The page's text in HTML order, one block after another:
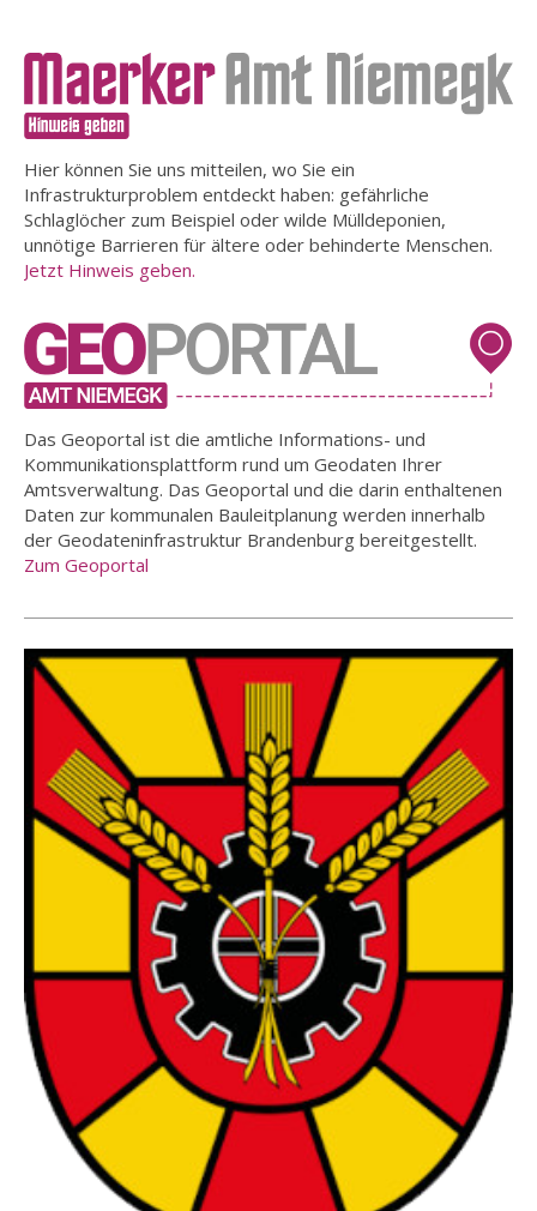
Hier können Sie uns mitteilen, wo Sie ein
Infrastrukturproblem entdeckt haben: gefährliche
Schlaglöcher zum Beispiel oder wilde Mülldeponien,
unnötige Barrieren für ältere oder behinderte Menschen.
Jetzt Hinweis geben.
Das Geoportal ist die amtliche Informations- und
Kommunikationsplattform rund um Geodaten Ihrer
Amtsverwaltung. Das Geoportal und die darin enthaltenen
Daten zur kommunalen Bauleitplanung werden innerhalb
der Geodateninfrastruktur Brandenburg bereitgestellt.
Zum Geoportal